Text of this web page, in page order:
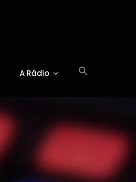
A Rádio